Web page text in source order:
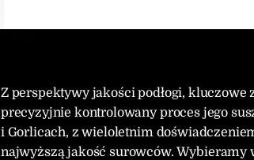
Z perspektywy jakości podłogi,
precyzyjnie kontrolowany proces jego
i Gorlicach, z wieloletnim
najwyższą jakość surowców.